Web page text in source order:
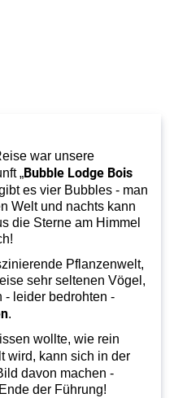
war unsere
„Bubble Lodge Bois
es vier Bubbles - man
Welt und nachts kann
die Sterne am Himmel
Pflanzenwelt,
sehr seltenen Vögel,
leider bedrohten -
.
wollte, wie rein
wird, kann sich in der
davon machen -
der Führung!